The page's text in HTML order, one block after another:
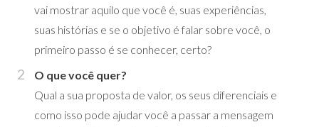
vai mostrar aquilo que você é, suas experiências,
suas histórias e se o objetivo é falar sobre você, o
primeiro passo é se conhecer, certo?
O que você quer?
Qual a sua proposta de valor, os seus diferenciais e
como isso pode ajudar você a passar a mensagem